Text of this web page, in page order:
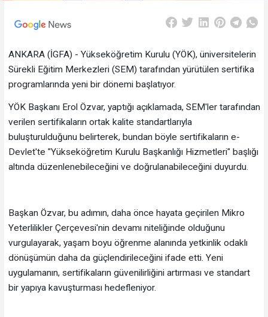
ANKARA (İGFA) - Yükseköğretim Kurulu (YÖK), üniversitelerin
Sürekli Eğitim Merkezleri (SEM) tarafından yürütülen sertifika
programlarında yeni bir dönemi başlatıyor.
YÖK Başkanı Erol Özvar, yaptığı açıklamada, SEM'ler tarafından
verilen sertifikaların ortak kalite standartlarıyla
buluşturulduğunu belirterek, bundan böyle sertifikaların e-
Devlet'te "Yükseköğretim Kurulu Başkanlığı Hizmetleri" başlığı
altında düzenlenebileceğini ve doğrulanabileceğini duyurdu.
Başkan Özvar, bu adımın, daha önce hayata geçirilen Mikro
Yeterlilikler Çerçevesi'nin devamı niteliğinde olduğunu
vurgulayarak, yaşam boyu öğrenme alanında yetkinlik odaklı
dönüşümün daha da güçlendirileceğini ifade etti. Yeni
uygulamanın, sertifikaların güvenilirliğini artırması ve standart
bir yapıya kavuşturması hedefleniyor.